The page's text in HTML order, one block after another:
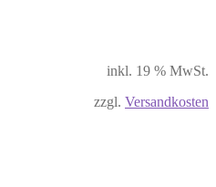
inkl. 19 % MwSt.
zzgl. Versandkosten